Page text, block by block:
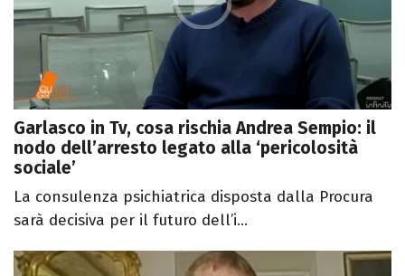
Garlasco in Tv, cosa rischia Andrea Sempio: il
nodo dell’arresto legato alla ‘pericolosità
sociale’
La consulenza psichiatrica disposta dalla Procura
sarà decisiva per il futuro dell’i...